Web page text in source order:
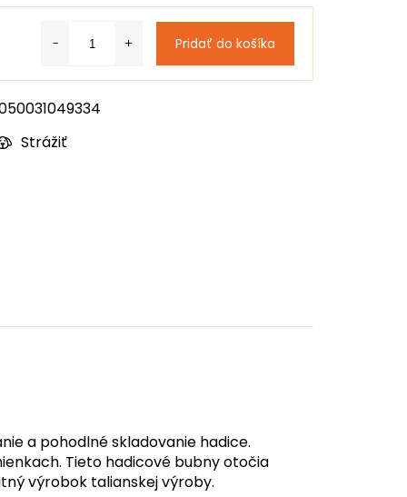
Strážiť
Pridať do košíka
a pohodlné skladovanie hadice.
Tieto hadicové bubny otočia
výrobok talianskej výroby.